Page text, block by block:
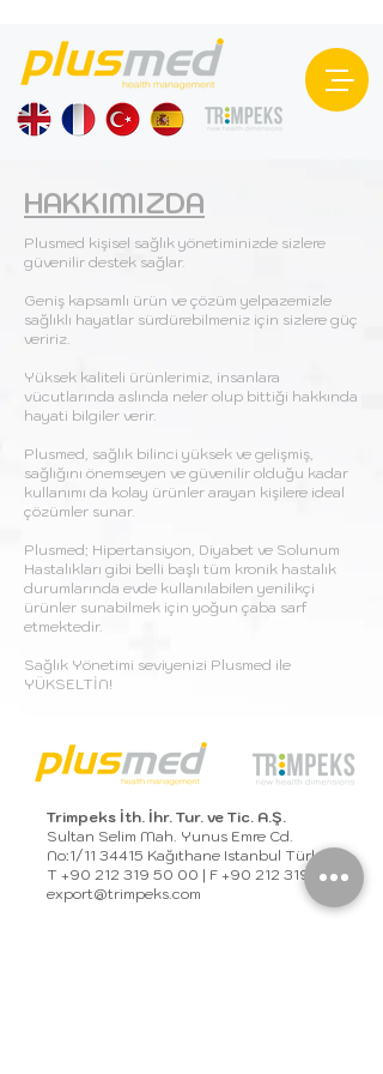
HAKKIMIZDA
Plusmed kişisel sağlık yönetiminizde sizlere
güvenilir destek sağlar.
Geniş kapsamlı ürün ve çözüm yelpazemizle
sağlıklı hayatlar sürdürebilmeniz için sizlere güç
veririz.
Yüksek kaliteli ürünlerimiz, insanlara
vücutlarında aslında neler olup bittiği hakkında
hayati bilgiler verir.
Plusmed, sağlık bilinci yüksek ve gelişmiş,
sağlığını önemseyen ve güvenilir olduğu kadar
kullanımı da kolay ürünler arayan kişilere ideal
çözümler sunar.
Plusmed; Hipertansiyon, Diyabet ve Solunum
Hastalıkları gibi belli başlı tüm kronik hastalık
durumlarında evde kullanılabilen yenilikçi
ürünler sunabilmek için yoğun çaba sarf
etmektedir.
Sağlık Yönetimi seviyenizi Plusmed ile
YÜKSELTİN!
Trimpeks İth. İhr. Tur. ve Tic. A.Ş.
Sultan Selim Mah. Yunus Emre Cd.
No:1/11 34415 Kağıthane Istanbul Türkiye
T +90 212 319 50 00 | F +90 212 319 50 50
export@trimpeks.com